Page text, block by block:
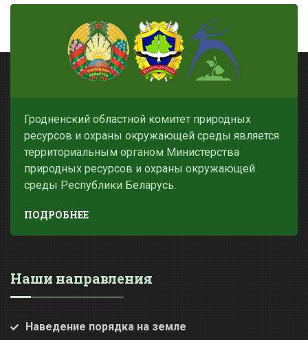
Гродненский областной комитет природных
ресурсов и охраны окружающей среды является
территориальным органом Министерства
природных ресурсов и охраны окружающей
среды Республики Беларусь.
ПОДРОБНЕЕ
Наши направления
Наведение порядка на земле